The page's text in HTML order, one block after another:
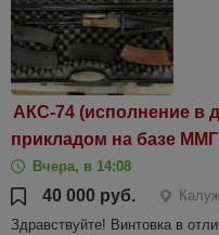
АКС-74 (исполнение в
прикладом на базе
Вчера, в 14:08
40 000 руб.
Здравствуйте! Винтовка в